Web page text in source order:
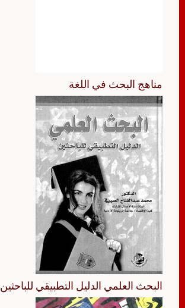
مناهج البحث في اللغة
البحث العلمي الدليل التطبيقي للباحثين